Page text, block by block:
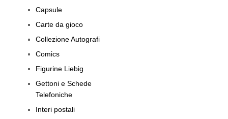
Capsule
Carte da gioco
Collezione Autografi
Comics
Figurine Liebig
Gettoni e Schede
Telefoniche
Interi postali